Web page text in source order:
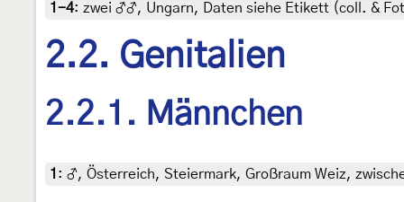
1-4: zwei ♂♂, Ungarn, Daten siehe Etikett (coll. &
2.2. Genitalien
2.2.1. Männchen
1 : ♂, Österreich, Steiermark, Großraum Weiz,